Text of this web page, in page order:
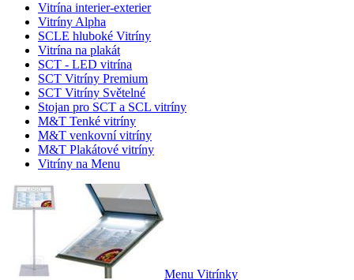
Vitrína interier-exterier
Vitríny Alpha
SCLE hluboké Vitríny
Vitrína na plakát
SCT - LED vitrína
SCT Vitríny Premium
SCT Vitríny Světelné
Stojan pro SCT a SCL vitríny
M&T Tenké vitríny
M&T venkovní vitríny
M&T Plakátové vitríny
Vitríny na Menu
Menu Vitrínky